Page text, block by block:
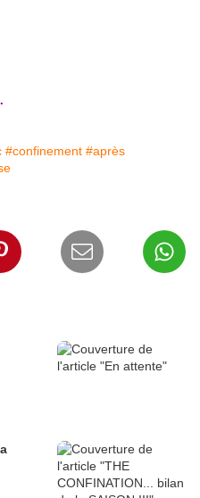
#confinement #après